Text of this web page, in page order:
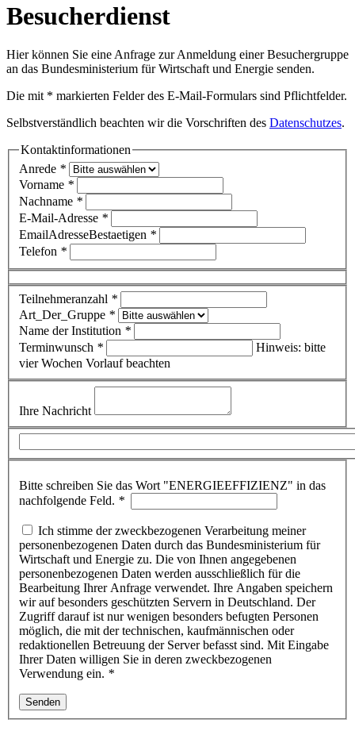
Besucherdienst
Hier können Sie eine Anfrage zur Anmeldung einer Besuchergruppe
an das Bundesministerium für Wirtschaft und Energie senden.
Die mit * markierten Felder des E-Mail-Formulars sind Pflichtfelder.
Selbstverständlich beachten wir die Vorschriften des Datenschutzes.
Kontaktinformationen
Anrede *
Vorname *
Nachname *
E-Mail-Adresse *
EmailAdresseBestaetigen *
Telefon *
Teilnehmeranzahl *
Art_Der_Gruppe *
Name der Institution *
Terminwunsch *
vier Wochen Vorlauf beachten
Ihre Nachricht
Bitte schreiben Sie das Wort "ENERGIEEFFIZIENZ" in das
nachfolgende Feld. *
Ich stimme der zweckbezogenen Verarbeitung meiner
personenbezogenen Daten durch das Bundesministerium für
Wirtschaft und Energie zu. Die von Ihnen angegebenen
personenbezogenen Daten werden ausschließlich für die
Bearbeitung Ihrer Anfrage verwendet. Ihre Angaben speichern
wir auf besonders geschützten Servern in Deutschland. Der
Zugriff darauf ist nur wenigen besonders befugten Personen
möglich, die mit der technischen, kaufmännischen oder
redaktionellen Betreuung der Server befasst sind. Mit Eingabe
Ihrer Daten willigen Sie in deren zweckbezogenen
Verwendung ein. *
Senden